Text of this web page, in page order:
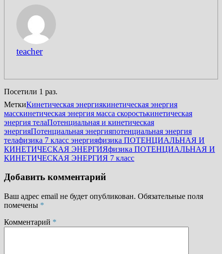
teacher
Посетили 1 раз.
МеткиКинетическая энергиякинетическая энергия
масскинетическая энергия масса скоростькинетическая
энергия телаПотенциальная и кинетическая
энергияПотенциальная энергияпотенциальная энергия
телафизика 7 класс энергияфизика ПОТЕНЦИАЛЬНАЯ И
КИНЕТИЧЕСКАЯ ЭНЕРГИЯфизика ПОТЕНЦИАЛЬНАЯ И
КИНЕТИЧЕСКАЯ ЭНЕРГИЯ 7 класс
Добавить комментарий
Ваш адрес email не будет опубликован. Обязательные поля
помечены *
Комментарий *